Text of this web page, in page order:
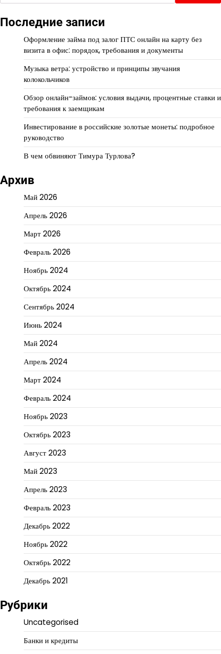
Последние записи
Оформление займа под залог ПТС онлайн на карту без
визита в офис: порядок, требования и документы
Музыка ветра: устройство и принципы звучания
колокольчиков
Обзор онлайн-займов: условия выдачи, процентные ставки и
требования к заемщикам
Инвестирование в российские золотые монеты: подробное
руководство
В чем обвиняют Тимура Турлова?
Архив
Май 2026
Апрель 2026
Март 2026
Февраль 2026
Ноябрь 2024
Октябрь 2024
Сентябрь 2024
Июнь 2024
Май 2024
Апрель 2024
Март 2024
Февраль 2024
Ноябрь 2023
Октябрь 2023
Август 2023
Май 2023
Апрель 2023
Февраль 2023
Декабрь 2022
Ноябрь 2022
Октябрь 2022
Декабрь 2021
Рубрики
Uncategorised
Банки и кредиты